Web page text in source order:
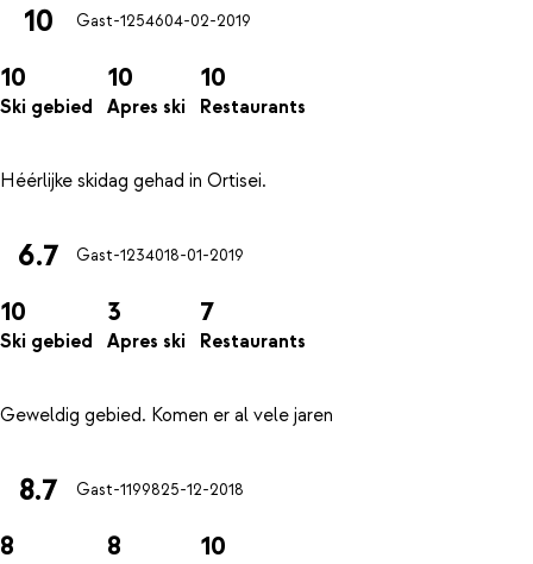
10 Gast-1254604-02-2019
10
Ski gebied
10
Apres ski
10
Restaurants
6.7 Gast-1234018-01-2019
10
Ski gebied
3
Apres ski
7
Restaurants
8.7 Gast-1199825-12-2018
8 8 10